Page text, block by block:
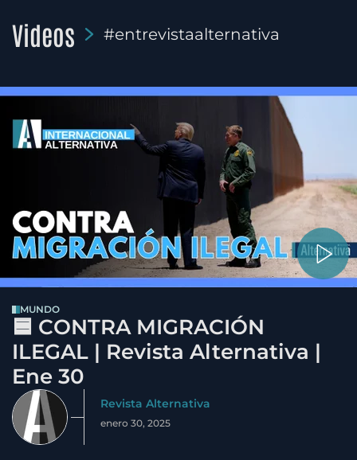
Videos #entrevistaalternativa
MUNDO
🟦 CONTRA MIGRACIÓN
ILEGAL | Revista Alternativa |
Ene 30
Revista Alternativa
enero 30, 2025